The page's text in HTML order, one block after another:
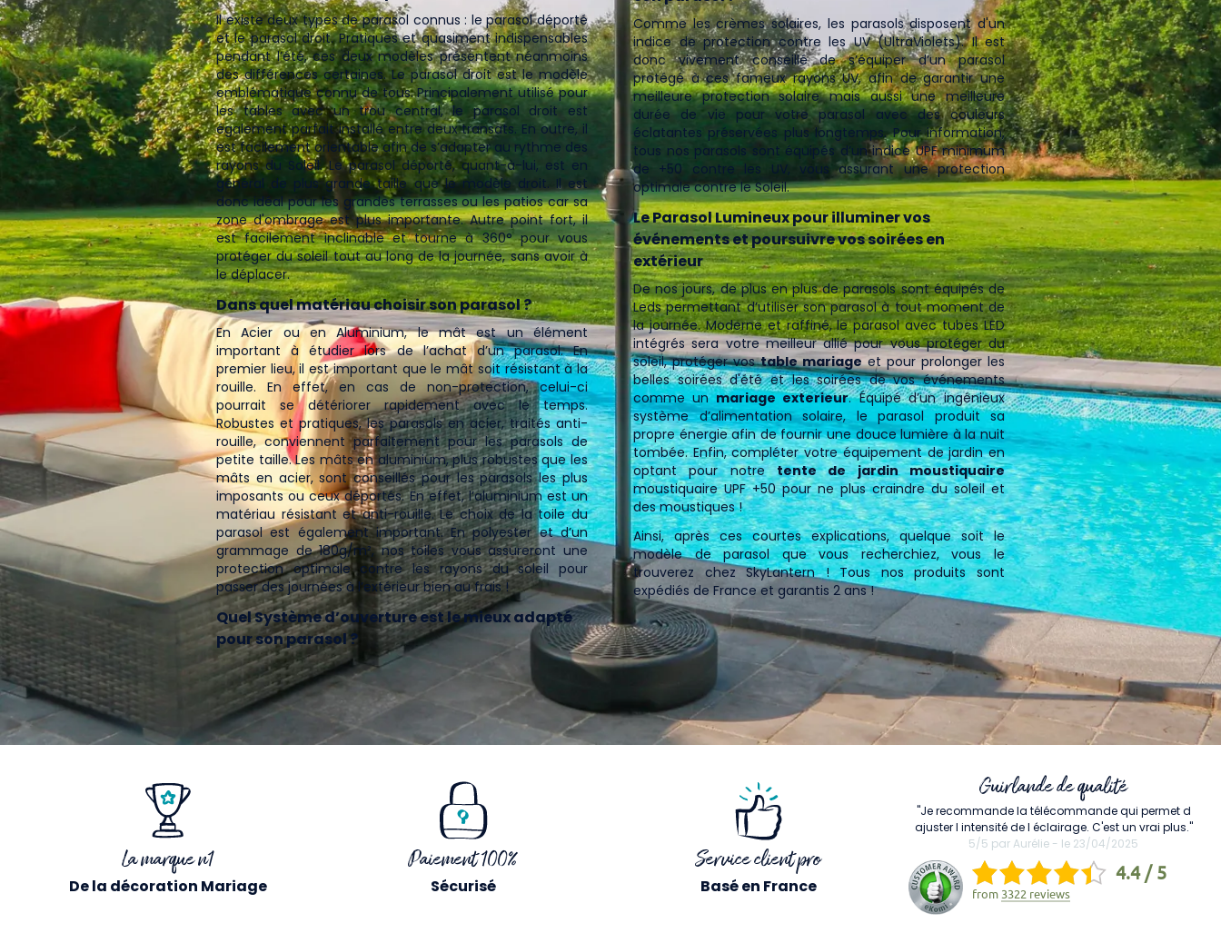
Il existe deux types de parasol connus : le parasol déporté
et le parasol droit. Pratiques et quasiment indispensables
pendant l’été, ces deux modèles présentent néanmoins
des différences certaines. Le parasol droit est le modèle
emblématique connu de tous. Principalement utilisé pour
les tables avec un trou central, le parasol droit est
également parfait installé entre deux transats. En outre, il
est facilement orientable afin de s’adapter au rythme des
rayons du Soleil. Le parasol déporté, quant-à-lui, est en
général de plus grande taille que le modèle droit. Il est
donc idéal pour les grandes terrasses ou les patios car sa
zone d'ombrage est plus importante. Autre point fort, il
est facilement inclinable et tourne à 360° pour vous
protéger du soleil tout au long de la journée, sans avoir à
le déplacer.
Dans quel matériau choisir son parasol ?
En Acier ou en Aluminium, le mât est un élément
important à étudier lors de l’achat d’un parasol. En
premier lieu, il est important que le mât soit résistant à la
rouille. En effet, en cas de non-protection, celui-ci
pourrait se détériorer rapidement avec le temps.
Robustes et pratiques, les parasols en acier, traités anti-
rouille, conviennent parfaitement pour les parasols de
petite taille. Les mâts en aluminium, plus robustes que les
mâts en acier, sont conseillés pour les parasols les plus
imposants ou ceux déportés. En effet, l’aluminium est un
matériau résistant et anti-rouille. Le choix de la toile du
parasol est également important. En polyester et d’un
grammage de 180g/m², nos toiles vous assureront une
protection optimale contre les rayons du soleil pour
passer des journées à l’extérieur bien au frais !
Quel Système d’ouverture est le mieux adapté
pour son parasol ?
Comme les crèmes solaires, les parasols disposent d'un
indice de protection contre les UV (UltraViolets). Il est
donc vivement conseillé de s’équiper d’un parasol
protégé à ces fameux rayons UV, afin de garantir une
meilleure protection solaire mais aussi une meilleure
durée de vie pour votre parasol avec des couleurs
éclatantes préservées plus longtemps. Pour information,
tous nos parasols sont équipés d’un indice UPF minimum
de +50 contre les UV, vous assurant une protection
optimale contre le Soleil.
Le Parasol Lumineux pour illuminer vos
événements et poursuivre vos soirées en
extérieur
De nos jours, de plus en plus de parasols sont équipés de
Leds permettant d’utiliser son parasol à tout moment de
la journée. Moderne et raffiné, le parasol avec tubes LED
intégrés sera votre meilleur allié pour vous protéger du
soleil, protéger vostable mariageet pour prolonger les
belles soirées d'été et les soirées de vos événements
comme unmariage exterieur. Équipé d’un ingénieux
système d’alimentation solaire, le parasol produit sa
propre énergie afin de fournir une douce lumière à la nuit
tombée. Enfin, compléter votre équipement de jardin en
optant pour notretente de jardin moustiquaire
moustiquaire UPF +50 pour ne plus craindre du soleil et
des moustiques !
Ainsi, après ces courtes explications, quelque soit le
modèle de parasol que vous recherchiez, vous le
trouverez chez SkyLantern ! Tous nos produits sont
expédiés de France et garantis 2 ans !
La marque n1
De la décoration Mariage
Paiement 100%
Sécurisé
Service client pro
Basé en France
Guirlande de qualité
"Je recommande la télécommande qui permet d
ajuster l intensité de l éclairage. C'est un vrai plus."
5/5 par Aurélie - le 23/04/2025
4.4 / 5
from 3322 reviews